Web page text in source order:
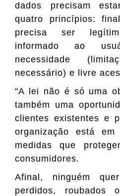
dados precisam
quatro princípios:
precisa ser
informado ao
necessidade
necessário) e livre
"A lei não é só uma
também uma
clientes existentes e
organização está em
medidas que
consumidores.
Afinal, ninguém
perdidos, roubados